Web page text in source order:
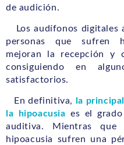
de audición.
Los audífonos digitales
personas que sufren
mejoran la recepción y
consiguiendo en
satisfactorios.
En definitiva,
la
la hipoacusia es el
auditiva. Mientras que
hipoacusia sufren una